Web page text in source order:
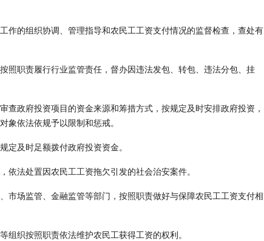
的组织协调、管理指导和农民工工资支付情况的监督检查，查处有
照职责履行行业监管责任，督办因违法发包、转包、违法分包、挂
政府投资项目的资金来源和筹措方式，按规定及时安排政府投资，
象依法依规予以限制和惩戒。
定及时足额拨付政府投资资金。
法处置因农民工工资拖欠引发的社会治安案件。
市场监管、金融监管等部门，按照职责做好与保障农民工工资支付相
织按照职责依法维护农民工获得工资的权利。